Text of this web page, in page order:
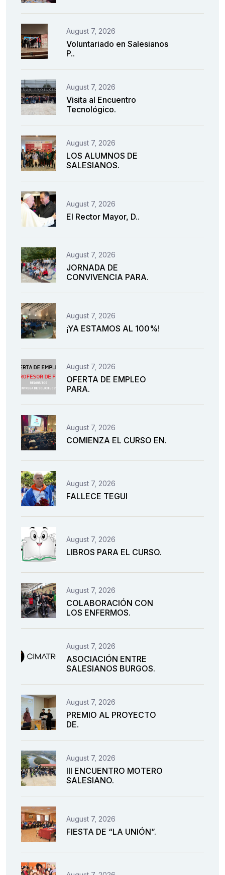
August 7, 2026
Voluntariado en Salesianos
P..
August 7, 2026
Visita al Encuentro
Tecnológico.
August 7, 2026
LOS ALUMNOS DE
SALESIANOS.
August 7, 2026
El Rector Mayor, D..
August 7, 2026
JORNADA DE
CONVIVENCIA PARA.
August 7, 2026
¡YA ESTAMOS AL 100%!
August 7, 2026
OFERTA DE EMPLEO
PARA.
August 7, 2026
COMIENZA EL CURSO EN.
August 7, 2026
FALLECE TEGUI
August 7, 2026
LIBROS PARA EL CURSO.
August 7, 2026
COLABORACIÓN CON
LOS ENFERMOS.
August 7, 2026
ASOCIACIÓN ENTRE
SALESIANOS BURGOS.
August 7, 2026
PREMIO AL PROYECTO
DE.
August 7, 2026
III ENCUENTRO MOTERO
SALESIANO.
August 7, 2026
FIESTA DE “LA UNIÓN”.